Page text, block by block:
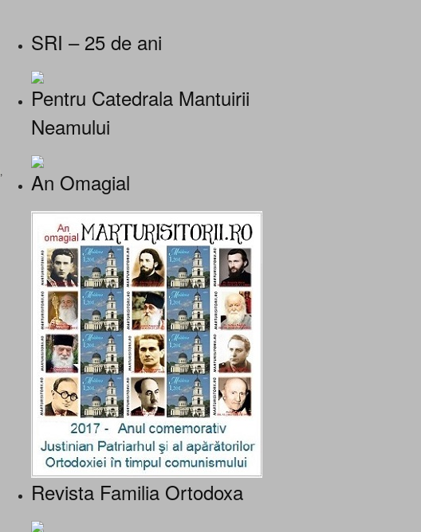
,
SRI – 25 de ani
Pentru Catedrala Mantuirii
Neamului
An Omagial
Revista Familia Ortodoxa